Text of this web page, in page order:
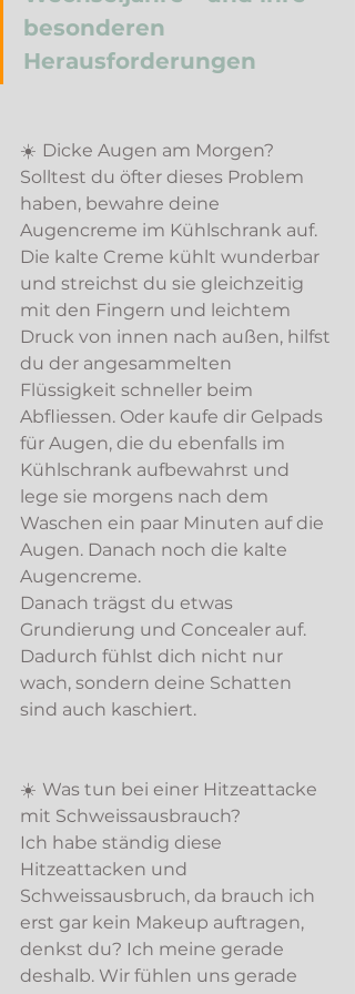
besonderen
Herausforderungen
☀️ Dicke Augen am Morgen?
Solltest du öfter dieses Problem
haben, bewahre deine
Augencreme im Kühlschrank auf.
Die kalte Creme kühlt wunderbar
und streichst du sie gleichzeitig
mit den Fingern und leichtem
Druck von innen nach außen, hilfst
du der angesammelten
Flüssigkeit schneller beim
Abfliessen. Oder kaufe dir Gelpads
für Augen, die du ebenfalls im
Kühlschrank aufbewahrst und
lege sie morgens nach dem
Waschen ein paar Minuten auf die
Augen. Danach noch die kalte
Augencreme.
Danach trägst du etwas
Grundierung und Concealer auf.
Dadurch fühlst dich nicht nur
wach, sondern deine Schatten
sind auch kaschiert.
☀️ Was tun bei einer Hitzeattacke
mit Schweissausbrauch?
Ich habe ständig diese
Hitzeattacken und
Schweissausbruch, da brauch ich
erst gar kein Makeup auftragen,
denkst du? Ich meine gerade
deshalb. Wir fühlen uns gerade